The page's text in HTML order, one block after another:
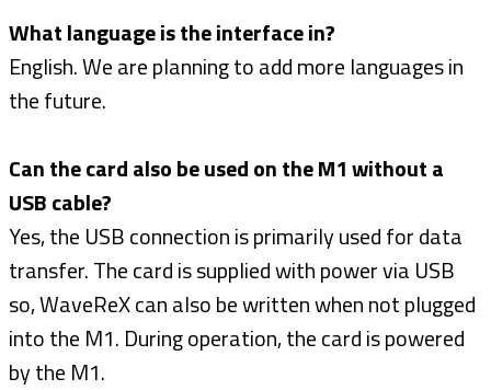
What language is the interface in?
English. We are planning to add more languages in
the future.
Can the card also be used on the M1 without a
USB cable?
Yes, the USB connection is primarily used for data
transfer. The card is supplied with power via USB
so, WaveReX can also be written when not plugged
into the M1. During operation, the card is powered
by the M1.